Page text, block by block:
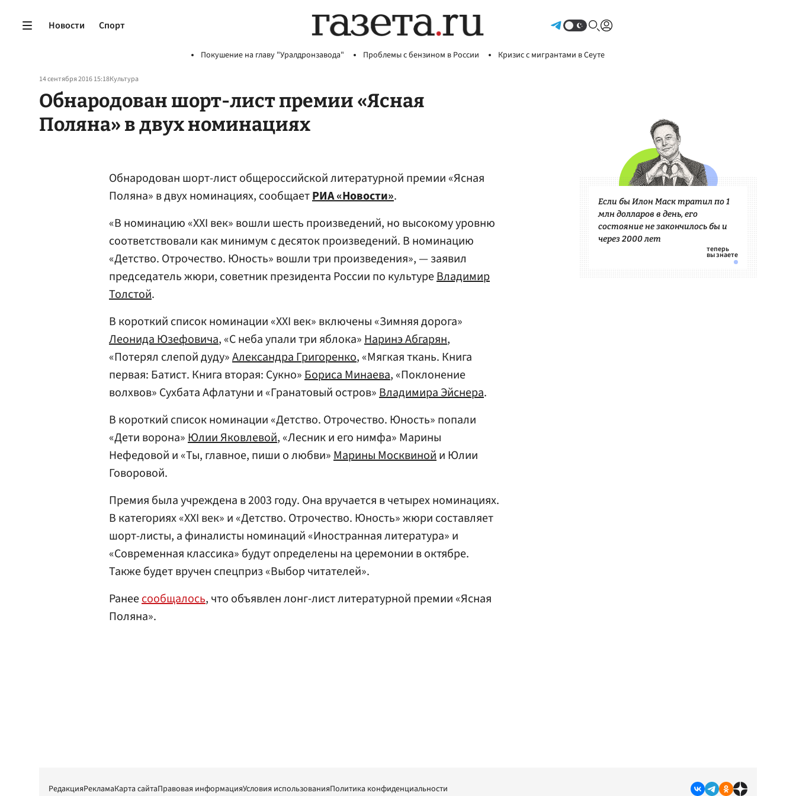
Новости Спорт
Покушение на главу "Уралдронзавода" Проблемы с бензином в России Кризис с мигрантами в Сеуте
14 сентября 2016 15:18Культура
Обнародован шорт-лист премии «Ясная
Поляна» в двух номинациях
Обнародован шорт-лист общероссийской литературной премии «Ясная
Поляна» в двух номинациях, сообщаетРИА «Новости».
«В номинацию «XXI век» вошли шесть произведений, но высокому уровню
соответствовали как минимум с десяток произведений. В номинацию
«Детство. Отрочество. Юность» вошли три произведения», — заявил
председатель жюри, советник президента России по культуреВладимир
Толстой.
В короткий список номинации «XXI век» включены «Зимняя дорога»
Леонида Юзефовича, «С неба упали три яблока»Наринэ Абгарян,
«Потерял слепой дуду»Александра Григоренко, «Мягкая ткань. Книга
первая: Батист. Книга вторая: Сукно»Бориса Минаева, «Поклонение
волхвов» Сухбата Афлатуни и «Гранатовый остров»Владимира Эйснера.
В короткий список номинации «Детство. Отрочество. Юность» попали
«Дети ворона»Юлии Яковлевой, «Лесник и его нимфа» Марины
Нефедовой и «Ты, главное, пиши о любви»Марины Москвинойи Юлии
Говоровой.
Премия была учреждена в 2003 году. Она вручается в четырех номинациях.
В категориях «XXI век» и «Детство. Отрочество. Юность» жюри составляет
шорт-листы, а финалисты номинаций «Иностранная литература» и
«Современная классика» будут определены на церемонии в октябре.
Также будет вручен спецприз «Выбор читателей».
Ранеесообщалось, что объявлен лонг-лист литературной премии «Ясная
Поляна».
Если бы Илон Маск тратил по 1
млн долларов в день, его
состояние не закончилось бы и
через 2000 лет
РедакцияРекламаКарта сайтаПравовая информацияУсловия использованияПолитика конфиденциальности